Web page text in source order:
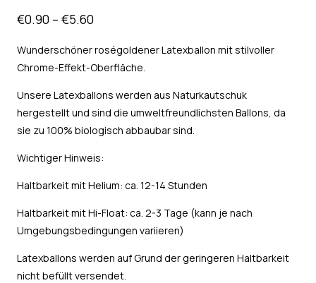
€0.90 – €5.60
Wunderschöner roségoldener Latexballon mit stilvoller
Chrome-Effekt-Oberfläche.
Unsere Latexballons werden aus Naturkautschuk
hergestellt und sind die umweltfreundlichsten Ballons, da
sie zu 100% biologisch abbaubar sind.
Wichtiger Hinweis:
Haltbarkeit mit Helium: ca. 12-14 Stunden
Haltbarkeit mit Hi-Float: ca. 2-3 Tage (kann je nach
Umgebungsbedingungen variieren)
Latexballons werden auf Grund der geringeren Haltbarkeit
nicht befüllt versendet.